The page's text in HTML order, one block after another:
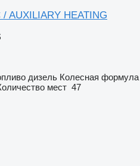
AUXILIARY HEATING
дизель Колесная формула
мест 47